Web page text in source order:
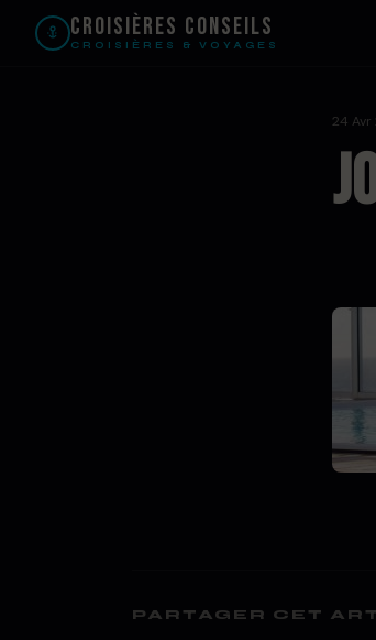
Croisières Conseils
CROISIÈRES & VOYAGES
24 Avr
PARTAGER CET